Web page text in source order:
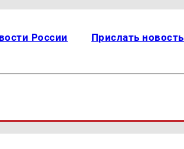
России Прислать новость